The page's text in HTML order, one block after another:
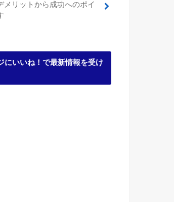
メリットから成功へのポイ
にいいね！で最新情報を受け